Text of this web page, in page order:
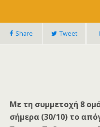
Share Tweet
Με τη συμμετοχή 8
σήμερα (30/10) το